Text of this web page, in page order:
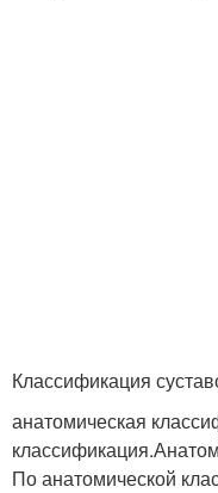
Классификация
анатомическая
По анатомической